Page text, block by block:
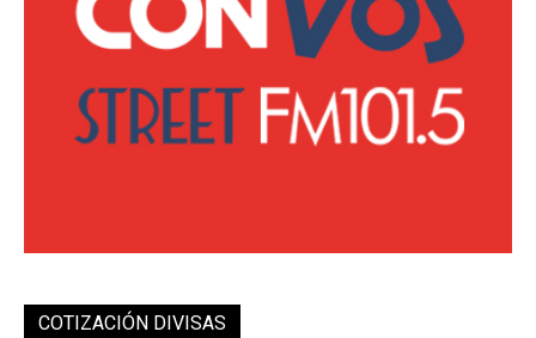
COTIZACIÓN DIVISAS